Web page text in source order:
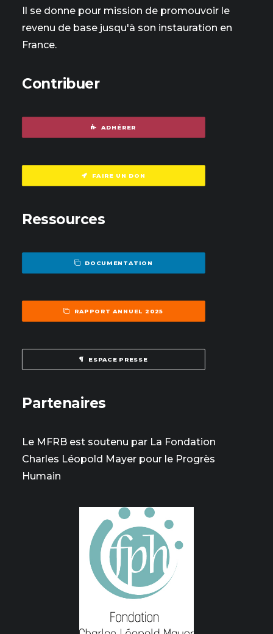
Il se donne pour mission de promouvoir le
revenu de base jusqu'à son instauration en
France.
Contribuer
ADHÉRER
FAIRE UN DON
Ressources
DOCUMENTATION
RAPPORT ANNUEL 2025
ESPACE PRESSE
Partenaires
Le MFRB est soutenu par La Fondation
Charles Léopold Mayer pour le Progrès
Humain